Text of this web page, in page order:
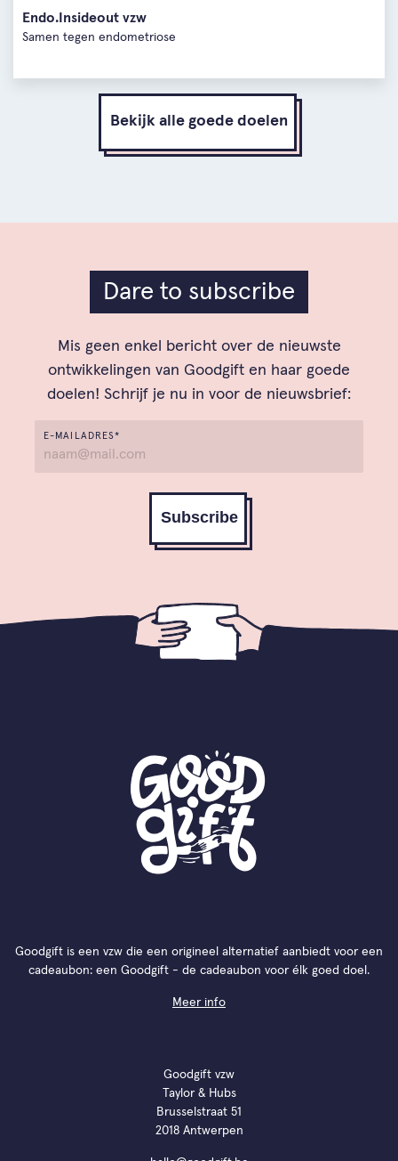
Endo.Insideout vzw
Samen tegen endometriose
Bekijk alle goede doelen
Dare to subscribe
Mis geen enkel bericht over de nieuwste
ontwikkelingen van Goodgift en haar goede
doelen! Schrijf je nu in voor de nieuwsbrief:
E-MAILADRES*
Subscribe
Goodgift is een vzw die een origineel alternatief aanbiedt voor een
cadeaubon: een Goodgift - de cadeaubon voor élk goed doel.
Meer info
Goodgift vzw
Taylor & Hubs
Brusselstraat 51
2018 Antwerpen